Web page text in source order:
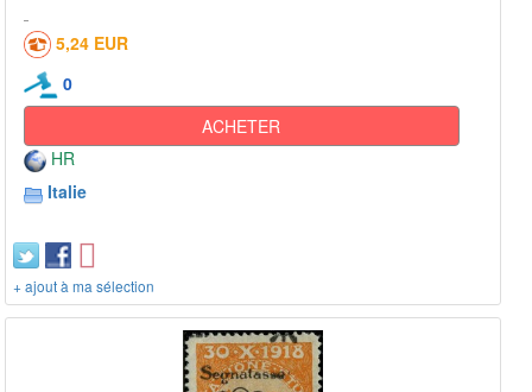
5,24 EUR
0
ACHETER
HR
Italie
+ ajout à ma sélection